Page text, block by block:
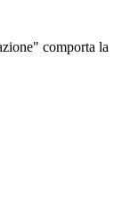
comporta la